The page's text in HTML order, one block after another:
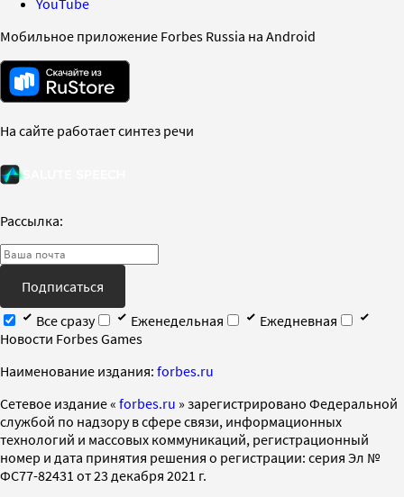
Мобильное приложение Forbes Russia на Android
На сайте работает синтез речи
Рассылка:
Подписаться
Все сразу
Еженедельная
Ежедневная
Новости Forbes Games
Наименование издания: forbes.ru
Cетевое издание « forbes.ru » зарегистрировано Федеральной
службой по надзору в сфере связи, информационных
технологий и массовых коммуникаций, регистрационный
номер и дата принятия решения о регистрации: серия Эл №
ФС77-82431 от 23 декабря 2021 г.